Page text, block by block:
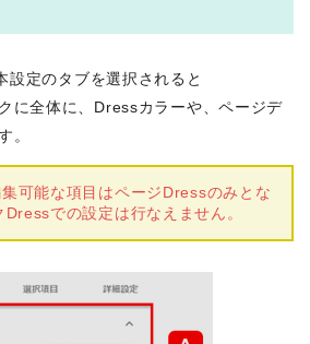
設定のタブを選択されると
に全体に、Dressカラーや、ページデ
。
可能な項目はページDressのみとな
Dressでの設定は行なえません。